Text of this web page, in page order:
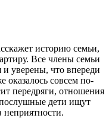
историю семьи,
Все члены семьи
и уверены, что впереди
оказалось совсем по-
передряги, отношения
послушные дети ищут